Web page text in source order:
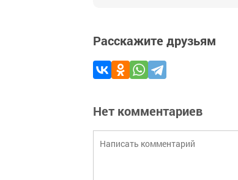
Расскажите друзьям
Нет комментариев